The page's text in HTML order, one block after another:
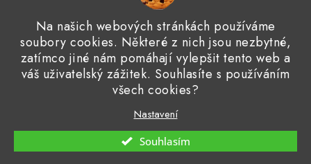
Na našich webových stránkách používáme
soubory cookies. Některé z nich jsou nezbytné,
zatímco jiné nám pomáhají vylepšit tento web a
váš uživatelský zážitek. Souhlasíte s používáním
všech cookies?
Nastavení
Souhlasím
Přijímáme online platby
Detailingclub Dodo Juice Gyeon Quartz ValetPRO
Microfiber Madness
Vytvořil Shoptet
Copyright 2026Detailingshop. Všechna práva vyhrazena.